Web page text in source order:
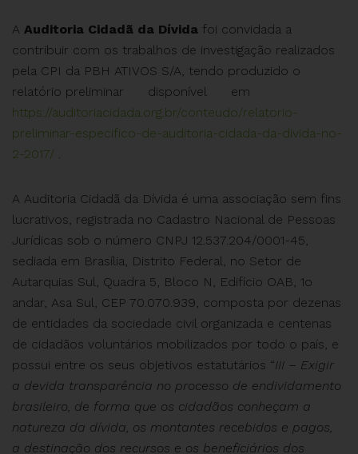
A Auditoria Cidadã da Dívida foi convidada a
contribuir com os trabalhos de investigação realizados
pela CPI da PBH ATIVOS S/A, tendo produzido o
relatório preliminar disponível em
https://auditoriacidada.org.br/conteudo/relatorio-
preliminar-especifico-de-auditoria-cidada-da-divida-no-
2-2017/ .
A Auditoria Cidadã da Dívida é uma associação sem fins
lucrativos, registrada no Cadastro Nacional de Pessoas
Jurídicas sob o número CNPJ 12.537.204/0001-45,
sediada em Brasília, Distrito Federal, no Setor de
Autarquias Sul, Quadra 5, Bloco N, Edifício OAB, 1o
andar, Asa Sul, CEP 70.070.939, composta por dezenas
de entidades da sociedade civil organizada e centenas
de cidadãos voluntários mobilizados por todo o país, e
possui entre os seus objetivos estatutários “III – Exigir
a devida transparência no processo de endividamento
brasileiro, de forma que os cidadãos conheçam a
natureza da dívida, os montantes recebidos e pagos,
a destinação dos recursos e os beneficiários dos